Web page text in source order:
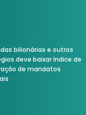
bilionárias e outros
deve baixar índice de
de mandatos